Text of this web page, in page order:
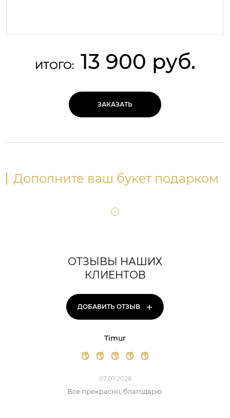
ИТОГО: 13 900 руб.
ЗАКАЗАТЬ
Дополните ваш букет подарком
ОТЗЫВЫ НАШИХ
КЛИЕНТОВ
ДОБАВИТЬ ОТЗЫВ +
Timur
07.07.2026
Все прекрасно, благодарю.